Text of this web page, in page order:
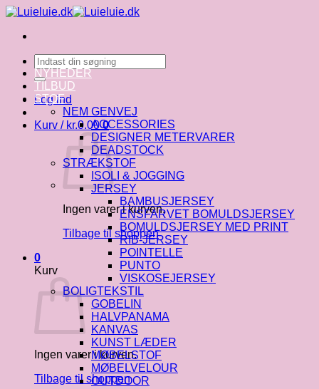
Fortsæt
indhold
Søg
efter:
Log ind
Kurv / kr.0.00 0
Ingen varer i kurven.
Tilbage til shoppen
0
Kurv
Ingen varer i kurven.
Tilbage til shoppen
NYHEDER
TILBUD
STOF
NEM GENVEJ
ACCESSORIES
DESIGNER METERVARER
DEADSTOCK
STRÆKSTOF
ISOLI & JOGGING
JERSEY
BAMBUSJERSEY
ENSFARVET BOMULDSJERSEY
BOMULDSJERSEY MED PRINT
RIB-JERSEY
POINTELLE
PUNTO
VISKOSEJERSEY
BOLIGTEKSTIL
GOBELIN
HALVPANAMA
KANVAS
KUNST LÆDER
MØBELSTOF
MØBELVELOUR
OUTDOOR